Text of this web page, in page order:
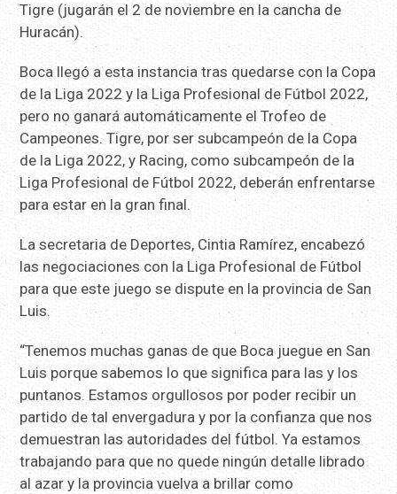
Tigre (jugarán el 2 de noviembre en la cancha de
Huracán).
Boca llegó a esta instancia tras quedarse con la Copa
de la Liga 2022 y la Liga Profesional de Fútbol 2022,
pero no ganará automáticamente el Trofeo de
Campeones. Tigre, por ser subcampeón de la Copa
de la Liga 2022, y Racing, como subcampeón de la
Liga Profesional de Fútbol 2022, deberán enfrentarse
para estar en la gran final.
La secretaria de Deportes, Cintia Ramírez, encabezó
las negociaciones con la Liga Profesional de Fútbol
para que este juego se dispute en la provincia de San
Luis.
“Tenemos muchas ganas de que Boca juegue en San
Luis porque sabemos lo que significa para las y los
puntanos. Estamos orgullosos por poder recibir un
partido de tal envergadura y por la confianza que nos
demuestran las autoridades del fútbol. Ya estamos
trabajando para que no quede ningún detalle librado
al azar y la provincia vuelva a brillar como